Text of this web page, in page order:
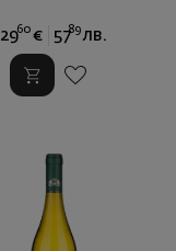
2960 € 5789 лв.